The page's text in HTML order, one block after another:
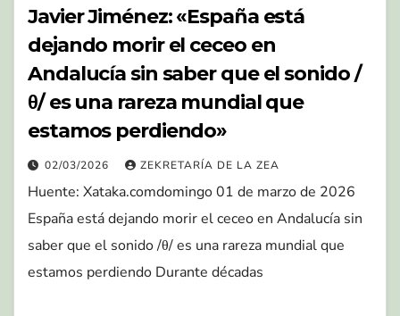
Javier Jiménez: «España está
dejando morir el ceceo en
Andalucía sin saber que el sonido /
θ/ es una rareza mundial que
estamos perdiendo»
02/03/2026 ZEKRETARÍA DE LA ZEA
Huente: Xataka.comdomingo 01 de marzo de 2026
España está dejando morir el ceceo en Andalucía sin
saber que el sonido /θ/ es una rareza mundial que
estamos perdiendo Durante décadas